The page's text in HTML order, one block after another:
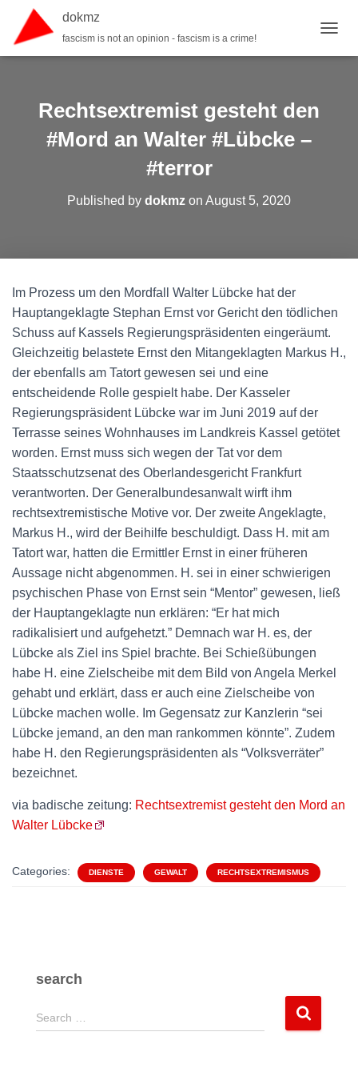
dokmz
fascism is not an opinion - fascism is a crime!
Rechtsextremist gesteht den
#Mord an Walter #Lübcke –
#terror
Published by dokmz on August 5, 2020
Im Prozess um den Mordfall Walter Lübcke hat der
Hauptangeklagte Stephan Ernst vor Gericht den tödlichen
Schuss auf Kassels Regierungspräsidenten eingeräumt.
Gleichzeitig belastete Ernst den Mitangeklagten Markus H.,
der ebenfalls am Tatort gewesen sei und eine
entscheidende Rolle gespielt habe. Der Kasseler
Regierungspräsident Lübcke war im Juni 2019 auf der
Terrasse seines Wohnhauses im Landkreis Kassel getötet
worden. Ernst muss sich wegen der Tat vor dem
Staatsschutzsenat des Oberlandesgericht Frankfurt
verantworten. Der Generalbundesanwalt wirft ihm
rechtsextremistische Motive vor. Der zweite Angeklagte,
Markus H., wird der Beihilfe beschuldigt. Dass H. mit am
Tatort war, hatten die Ermittler Ernst in einer früheren
Aussage nicht abgenommen. H. sei in einer schwierigen
psychischen Phase von Ernst sein “Mentor” gewesen, ließ
der Hauptangeklagte nun erklären: “Er hat mich
radikalisiert und aufgehetzt.” Demnach war H. es, der
Lübcke als Ziel ins Spiel brachte. Bei Schießübungen
habe H. eine Zielscheibe mit dem Bild von Angela Merkel
gehabt und erklärt, dass er auch eine Zielscheibe von
Lübcke machen wolle. Im Gegensatz zur Kanzlerin “sei
Lübcke jemand, an den man rankommen könnte”. Zudem
habe H. den Regierungspräsidenten als “Volksverräter”
bezeichnet.
via badische zeitung: Rechtsextremist gesteht den Mord an
Walter Lübcke
Categories: DIENSTE GEWALT RECHTSEXTREMISMUS
search
S
e
Search …